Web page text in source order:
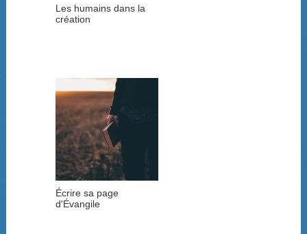
Les humains dans la
création
Écrire sa page
d'Évangile